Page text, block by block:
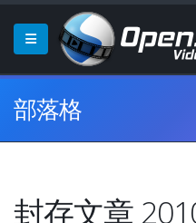
部落格
封存文章